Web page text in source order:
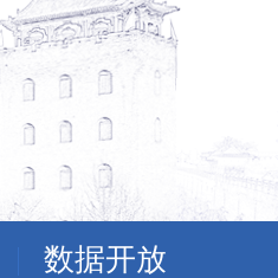
数据开放